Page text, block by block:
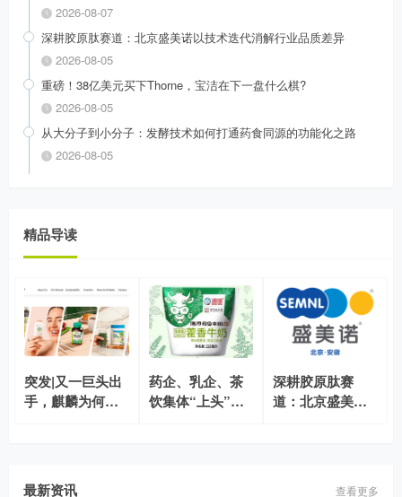
2026-08-07
深耕胶原肽赛道：北京盛美诺以技术迭代消解行业品质差异
2026-08-05
重磅！38亿美元买下Thorne，宝洁在下一盘什么棋?
2026-08-05
从大分子到小分子：发酵技术如何打通药食同源的功能化之路
2026-08-05
精品导读
突发|又一巨头出
手，麒麟为何豪
药企、乳企、茶
饮集体“上头”，
深耕胶原肽赛
道：北京盛美诺
最新资讯 查看更多